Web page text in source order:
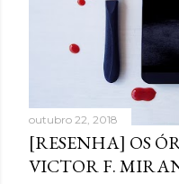
outubro 22, 2018
[RESENHA] OS
VICTOR F.